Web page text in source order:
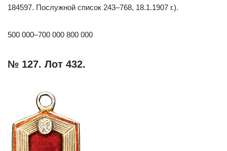
184597. Послужной список 243–768, 18.1.1907 г.).
500 000–700 000 800 000
№ 127. Лот 432.